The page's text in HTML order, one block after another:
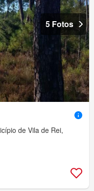
5 Fotos
de Vila de Rei,